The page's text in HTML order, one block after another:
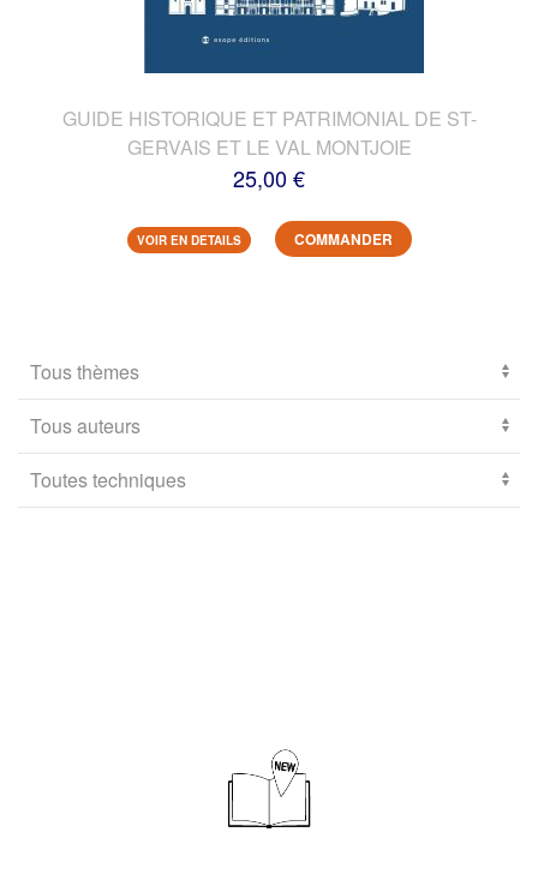
GUIDE HISTORIQUE ET PATRIMONIAL DE ST-
GERVAIS ET LE VAL MONTJOIE
25,00 €
VOIR EN DETAILS COMMANDER